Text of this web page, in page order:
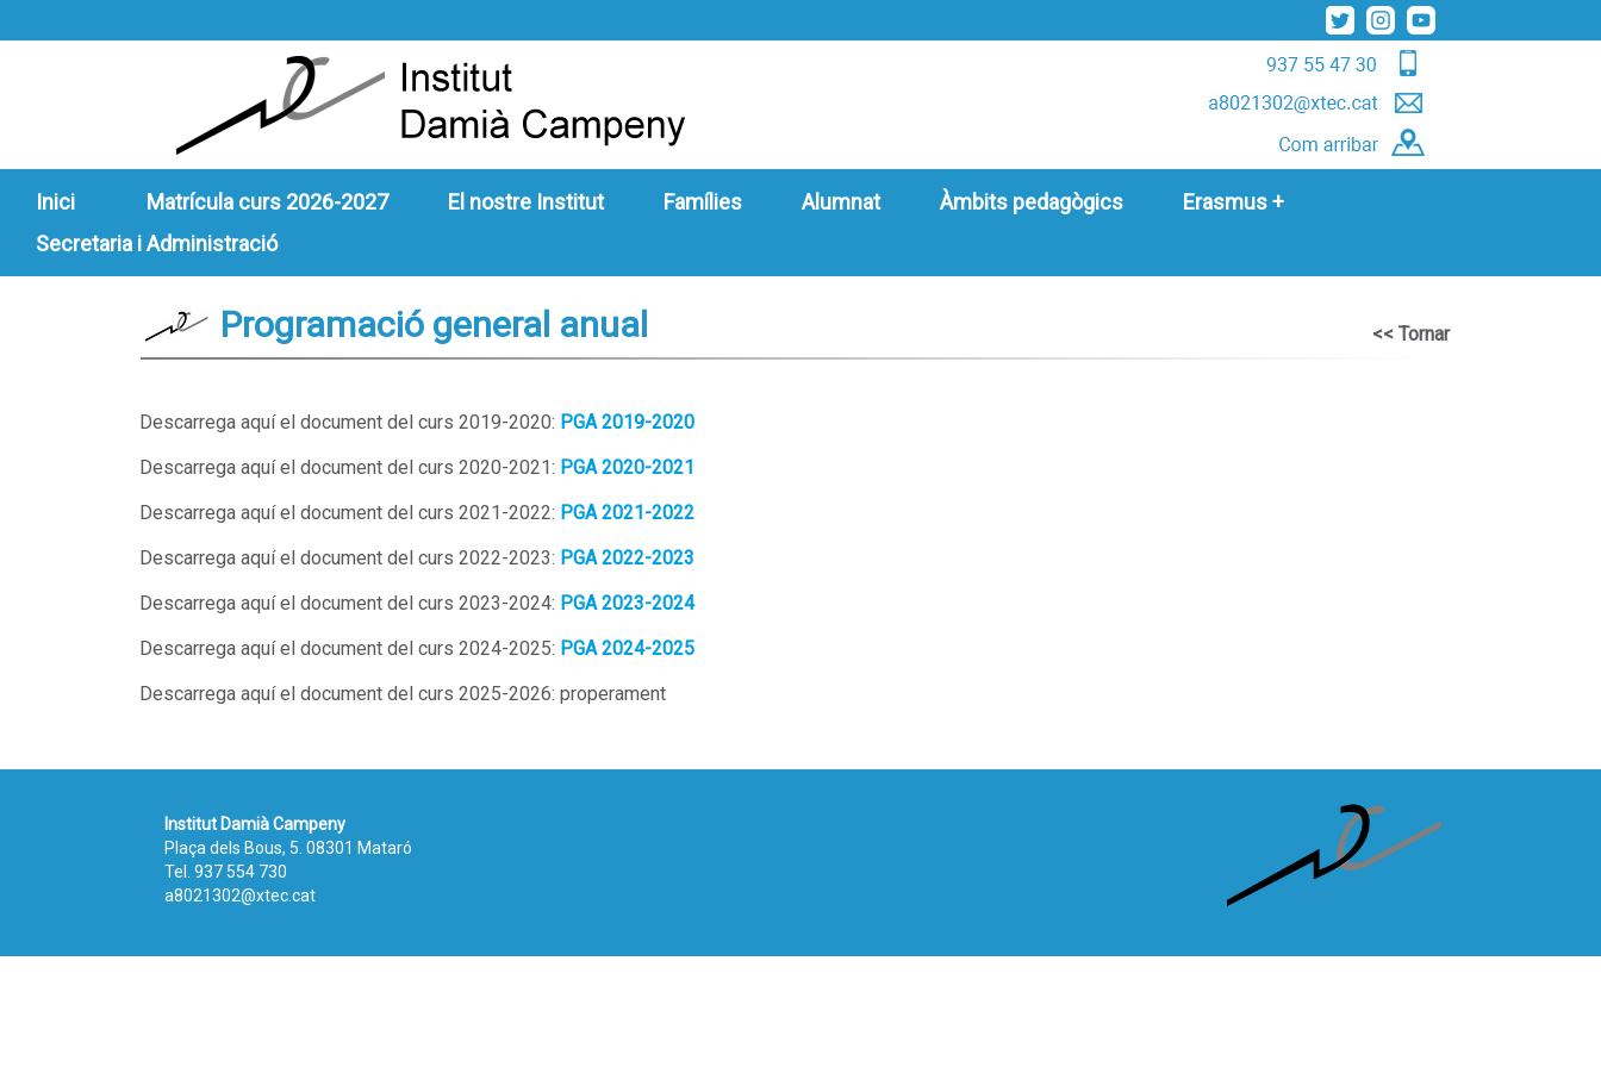
Inici Matrícula curs 2026-2027 El nostre Institut Famílies Alumnat Àmbits pedagògics
Erasmus +
Secretaria i Administració
Programació general anual << Tornar
Descarrega aquí el document del curs 2019-2020: PGA 2019-2020
Descarrega aquí el document del curs 2020-2021: PGA 2020-2021
Descarrega aquí el document del curs 2021-2022: PGA 2021-2022
Descarrega aquí el document del curs 2022-2023: PGA 2022-2023
Descarrega aquí el document del curs 2023-2024: PGA 2023-2024
Descarrega aquí el document del curs 2024-2025: PGA 2024-2025
Descarrega aquí el document del curs 2025-2026: properament
Institut Damià Campeny
Plaça dels Bous, 5. 08301 Mataró
Tel. 937 554 730
a8021302@xtec.cat